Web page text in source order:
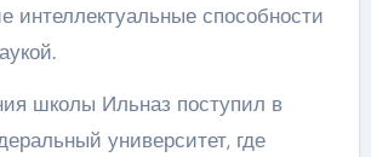
интеллектуальные способности
школы Ильназ поступил в
университет, где